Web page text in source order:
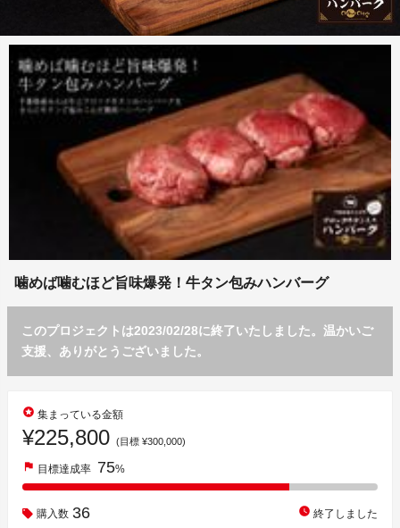
噛めば噛むほど旨味爆発！牛タン包みハンバーグ
このプロジェクトは2023/02/28に終了いたしました。温かいご
支援、ありがとうございました。
stars 集まっている金額
¥225,800 (目標 ¥300,000)
flag 目標達成率 75%
購入数 36 watch_later 終了しました